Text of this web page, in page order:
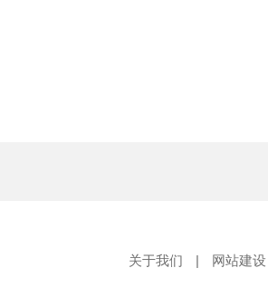
关于我们 | 网站建设